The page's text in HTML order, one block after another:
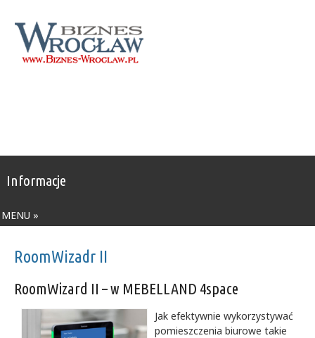
Informacje
MENU »
RoomWizadr II
RoomWizard II – w MEBELLAND 4space
Jak efektywnie wykorzystywać
pomieszczenia biurowe takie